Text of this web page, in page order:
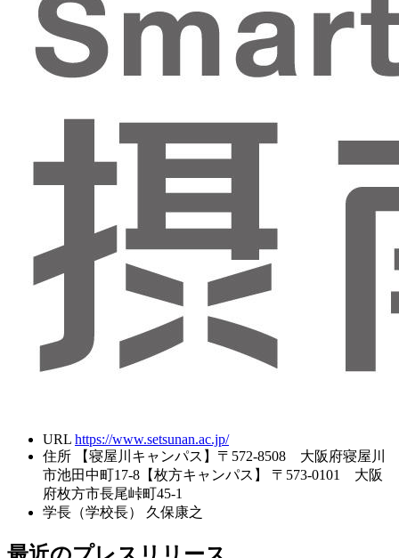
URL https://www.setsunan.ac.jp/
住所
【寝屋川キャンパス】〒572-8508 大阪府寝屋川
市池田中町17-8【枚方キャンパス】 〒573-0101 大阪
府枚方市長尾峠町45-1
学長（学校長）
久保康之